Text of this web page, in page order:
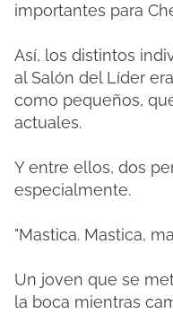
importantes para
Así, los distintos
al Salón del Líder
como pequeños,
actuales.
Y entre ellos, dos
especialmente.
"Mastica. Mastica,
Un joven que se
la boca mientras